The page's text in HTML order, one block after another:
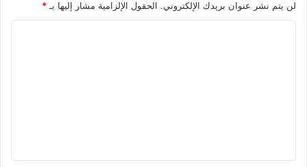
لن يتم نشر عنوان بريدك الإلكتروني. الحقول الإلزامية مشار إليها بـ *